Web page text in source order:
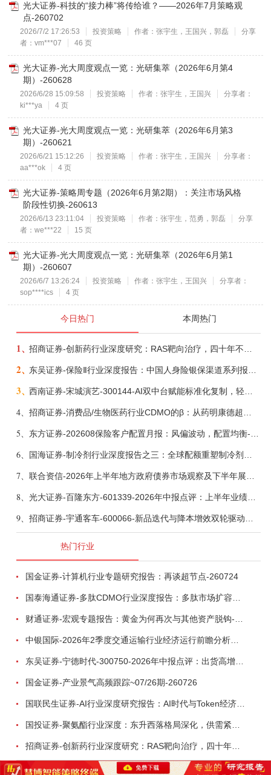
光大证券-科技的“接力棒”将传给谁？——2026年7月策略观
点-260702
2026/7/2 17:26:53 投资策略 作者：张宇生，王国兴，郭磊
分享
者：vm***07
46 页
光大证券-光大周度观点一览：光研集萃（2026年6月第4
期）-260628
2026/6/28 15:09:58 投资策略 作者：张宇生，王国兴
分享者：
ki***ya
4 页
光大证券-光大周度观点一览：光研集萃（2026年6月第3
期）-260621
2026/6/21 15:12:26 投资策略 作者：张宇生，王国兴
分享者：
aa***ok
4 页
光大证券-策略周专题（2026年6月第2期）：关注市场风格
阶段性切换-260613
2026/6/13 23:11:04 投资策略 作者：张宇生，范勇，郭磊
分享
者：we***22
15 页
光大证券-光大周度观点一览：光研集萃（2026年6月第1
期）-260607
2026/6/7 13:26:24 投资策略 作者：张宇生，王国兴
分享者：
sop****ics
4 页
今日热门 本周热门
1、
2、
3、
4、
5、
6、
7、
8、 光大证券-百隆东方-601339-2026年中报点评：上半年业绩表现高增，国内外产能均有亮眼表现-260807
9、
热门行业
国金证券-计算机行业专题研究报告：再谈超节点-260724
中银国际-2026年2季度交通运输行业经济运行前瞻分析：地缘冲突致航运和航空景气度分化，交通基础设施板块总体呈现稳健特征-260724
东吴证券-宁德时代-300750-2026年中报点评：出货高增业绩稳健，回购彰显龙头信心-260726
国金证券-产业景气高频跟踪~07/26期-260726
国联民生证券-AI行业深度研究报告：AI时代与Token经济，从技术符号到数字石油-260801
招商证券-创新药行业深度研究：RAS靶向治疗，四十年不可成药的终结，与终结之后的治疗格局演化-260805